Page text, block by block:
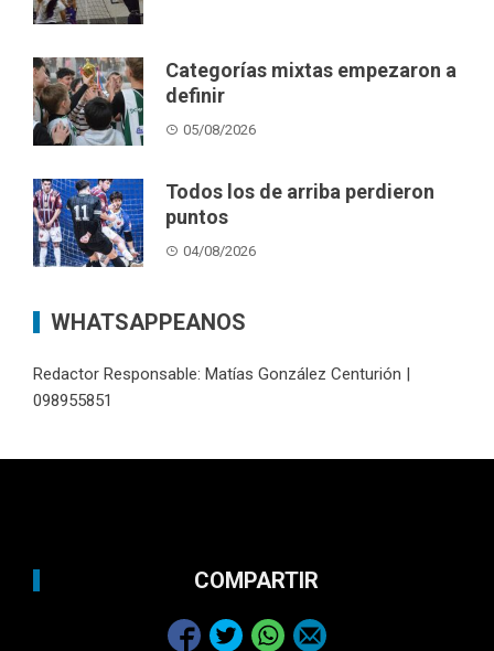
Categorías mixtas empezaron a
definir
05/08/2026
Todos los de arriba perdieron
puntos
04/08/2026
WHATSAPPEANOS
Redactor Responsable: Matías González Centurión |
098955851
COMPARTIR